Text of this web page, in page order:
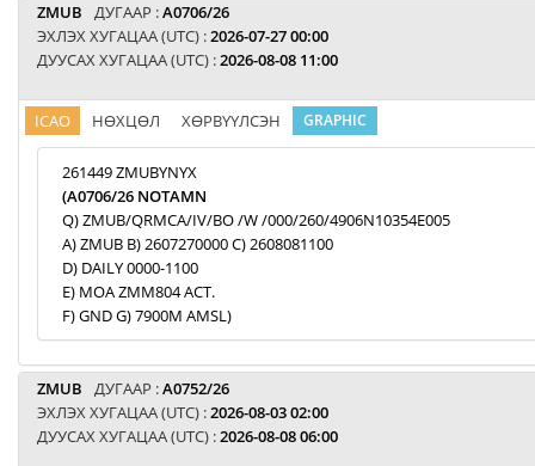
ZMUB ДУГААР :A0706/26
ЭХЛЭХ ХУГАЦАА (UTC) :2026-07-27 00:00
ДУУСАХ ХУГАЦАА (UTC) :2026-08-08 11:00
ICAO НӨХЦӨЛ ХӨРВҮҮЛСЭН GRAPHIC
261449 ZMUBYNYX
(A0706/26 NOTAMN
Q) ZMUB/QRMCA/IV/BO /W /000/260/4906N10354E005
A) ZMUB B) 2607270000 C) 2608081100
D) DAILY 0000-1100
E) MOA ZMM804 ACT.
F) GND G) 7900M AMSL)
ZMUB ДУГААР :A0752/26
ЭХЛЭХ ХУГАЦАА (UTC) :2026-08-03 02:00
ДУУСАХ ХУГАЦАА (UTC) :2026-08-08 06:00